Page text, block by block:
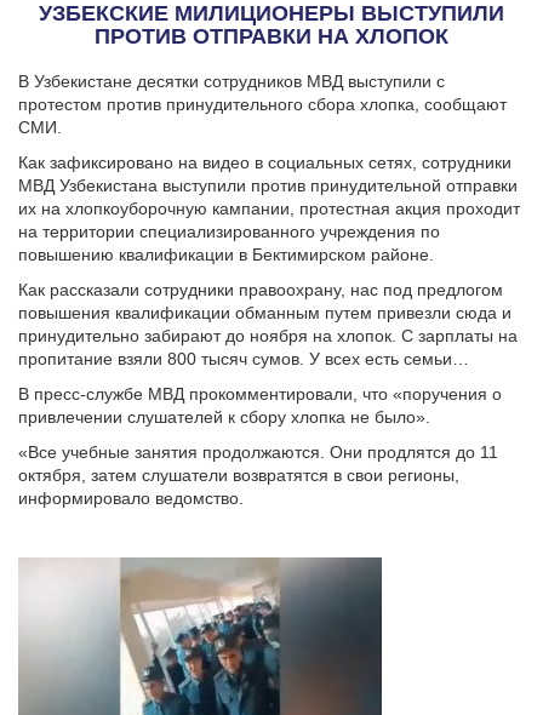
УЗБЕКСКИЕ МИЛИЦИОНЕРЫ ВЫСТУПИЛИ
ПРОТИВ ОТПРАВКИ НА ХЛОПОК
В Узбекистане десятки сотрудников МВД выступили с
протестом против принудительного сбора хлопка, сообщают
СМИ.
Как зафиксировано на видео в социальных сетях, сотрудники
МВД Узбекистана выступили против принудительной отправки
их на хлопкоуборочную кампании, протестная акция проходит
на территории специализированного учреждения по
повышению квалификации в Бектимирском районе.
Как рассказали сотрудники правоохрану, нас под предлогом
повышения квалификации обманным путем привезли сюда и
принудительно забирают до ноября на хлопок. С зарплаты на
пропитание взяли 800 тысяч сумов. У всех есть семьи…
В пресс-службе МВД прокомментировали, что «поручения о
привлечении слушателей к сбору хлопка не было».
«Все учебные занятия продолжаются. Они продлятся до 11
октября, затем слушатели возвратятся в свои регионы,
информировало ведомство.